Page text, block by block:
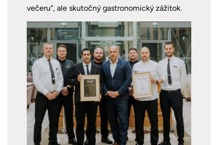
večeru“, ale skutočný gastronomický zážitok.